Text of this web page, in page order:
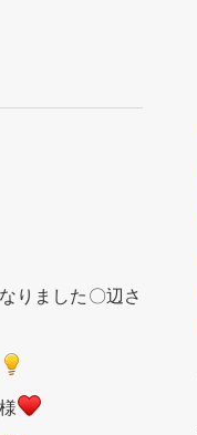
りました〇辺さ